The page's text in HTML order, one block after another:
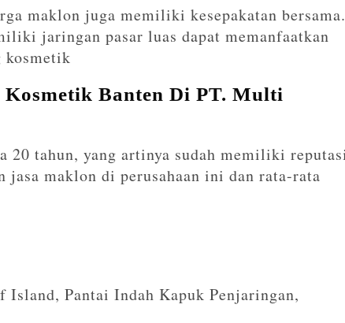
maklon juga memiliki kesepakatan bersama.
jaringan pasar luas dapat memanfaatkan
kosmetik
Banten Di PT. Multi
20 tahun, yang artinya sudah memiliki
jasa maklon di perusahaan ini dan rata-rata
Pantai Indah Kapuk Penjaringan,